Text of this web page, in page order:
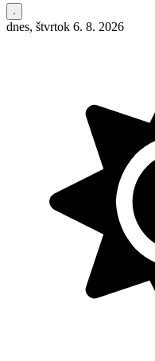
dnes, štvrtok 6. 8. 2026